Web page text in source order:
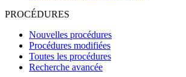
PROCÉDURES
Nouvelles procédures
Procédures modifiées
Toutes les procédures
Recherche avancée